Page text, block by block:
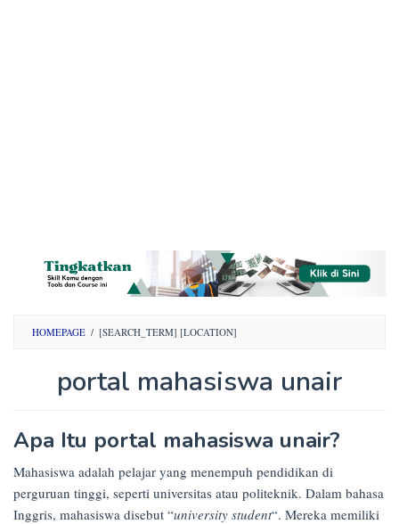
HOMEPAGE / [SEARCH_TERM] [LOCATION]
portal mahasiswa unair
Opini
on
17/04/2025
Apa Itu portal mahasiswa unair?
Mahasiswa adalah pelajar yang menempuh pendidikan di
perguruan tinggi, seperti universitas atau politeknik. Dalam bahasa
Inggris, mahasiswa disebut “university student“. Mereka memiliki